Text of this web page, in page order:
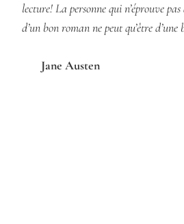
lecture! La personne qui n’éprouve
d’un bon roman ne peut qu’être
Jane Austen